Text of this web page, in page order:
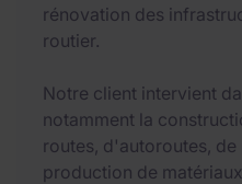
rénovation des
routier.
Notre client intervient
notamment la
routes, d'autoroutes, de
production de